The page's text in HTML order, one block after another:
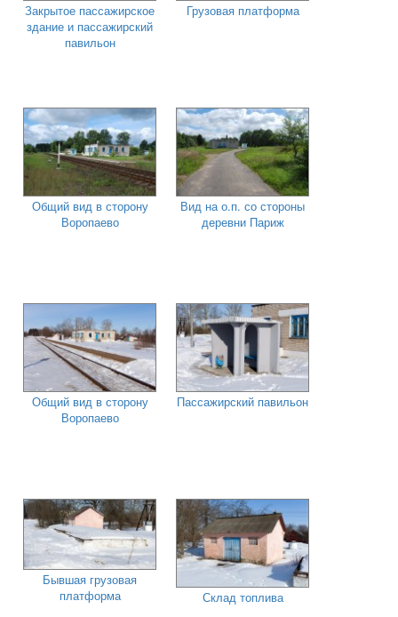
Закрытое пассажирское
здание и пассажирский
павильон
Грузовая платформа
Общий вид в сторону
Воропаево
Вид на о.п. со стороны
деревни Париж
Общий вид в сторону
Воропаево
Пассажирский павильон
Бывшая грузовая
платформа
Склад топлива